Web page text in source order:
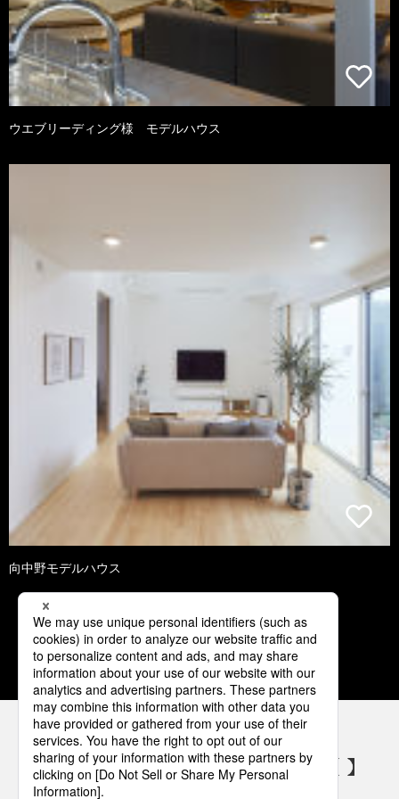
ウエブリーディング様 モデルハウス
向中野モデルハウス
1 2 3 4 5
パナソニックの電気設備 SNSアカウント